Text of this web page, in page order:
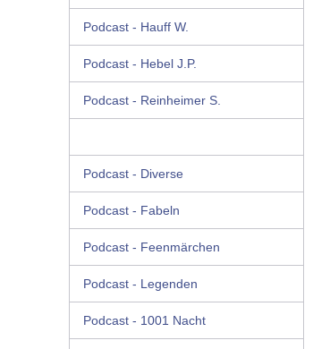
Podcast - Hauff W.
Podcast - Hebel J.P.
Podcast - Reinheimer S.
Podcast - Diverse
Podcast - Fabeln
Podcast - Feenmärchen
Podcast - Legenden
Podcast - 1001 Nacht